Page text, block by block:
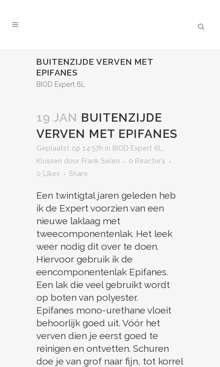
BUITENZIJDE VERVEN MET
EPIFANES
BIOD Expert 6L
19 JAN BUITENZIJDE
VERVEN MET EPIFANES
Geplaatst op 14:57h in BIOD Expert 6L
Klussen door Frank Selen
0 Reactie's
0
Likes Share
Een twintigtal jaren geleden heb
ik de Expert voorzien van een
nieuwe laklaag met
tweecomponentenlak. Het leek
weer nodig dit over te doen.
Hiervoor gebruik ik de
eencomponentenlak Epifanes.
Een lak die veel gebruikt wordt
op boten van polyester.
Epifanes mono-urethane vloeit
behoorlijk goed uit. Vóór het
verven dien je eerst goed te
reinigen en ontvetten. Schuren
doe je van grof naar fijn, tot korrel